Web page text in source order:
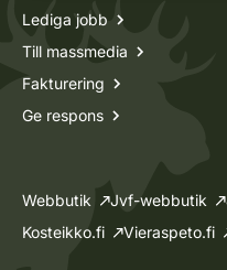
Lediga jobb
Till massmedia
Fakturering
Ge respons
Webbutik Jvf-webbutik
Kosteikko.fi
Vieraspeto.fi